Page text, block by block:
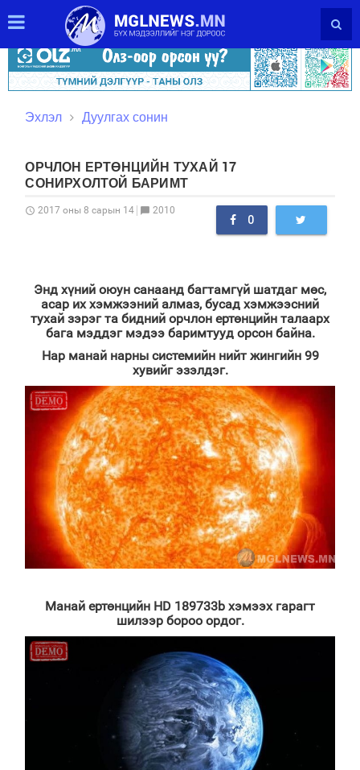
Эхлэл Дуулгах сонин
ОРЧЛОН ЕРТӨНЦИЙН ТУХАЙ 17
СОНИРХОЛТОЙ БАРИМТ
schedule 2017 оны 8 сарын 14 chat_bubble 2010
0
Энд хүний оюун санаанд багтамгүй шатдаг мөс,
асар их хэмжээний алмаз, бусад хэмжээсний
тухай зэрэг та бидний орчлон ертөнцийн талаарх
бага мэддэг мэдээ баримтууд орсон байна.
Нар манай нарны системийн нийт жингийн 99
хувийг эзэлдэг.
Манай ертөнцийн HD 189733b хэмээх гарагт
шилээр бороо ордог.